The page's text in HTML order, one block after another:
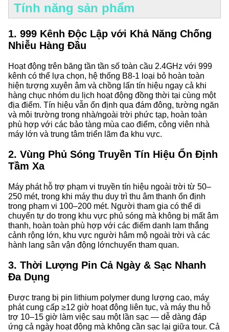
Tính năng sản phẩm
1. 999 Kênh Độc Lập với Khả Năng Chống
Nhiễu Hàng Đầu
Hoạt động trên băng tần tần số toàn cầu 2.4GHz với 999
kênh có thể lựa chọn, hệ thống B8-1 loại bỏ hoàn toàn
hiện tượng xuyên âm và chồng lấn tín hiệu ngay cả khi
hàng chục nhóm du lịch hoạt động đồng thời tại cùng một
địa điểm. Tín hiệu vẫn ổn định qua đám đông, tường ngăn
và môi trường trong nhà/ngoài trời phức tạp, hoàn toàn
phù hợp với các bảo tàng mùa cao điểm, công viên nhà
máy lớn và trung tâm triển lãm đa khu vực.
2. Vùng Phủ Sóng Truyền Tín Hiệu Ổn Định
Tầm Xa
Máy phát hỗ trợ phạm vi truyền tín hiệu ngoài trời từ 50–
250 mét, trong khi máy thu duy trì thu âm thanh ổn định
trong phạm vi 100–200 mét. Người tham gia có thể di
chuyển tự do trong khu vực phủ sóng mà không bị mất âm
thanh, hoàn toàn phù hợp với các điểm danh lam thắng
cảnh rộng lớn, khu vực người hâm mộ ngoài trời và các
hành lang sân vận động lớnchuyến tham quan.
3. Thời Lượng Pin Cả Ngày & Sạc Nhanh
Đa Dụng
Được trang bị pin lithium polymer dung lượng cao, máy
phát cung cấp ≥12 giờ hoạt động liên tục, và máy thu hỗ
trợ 10–15 giờ làm việc sau một lần sạc — dễ dàng đáp
ứng cả ngày hoạt động mà không cần sạc lại giữa tour. Cả